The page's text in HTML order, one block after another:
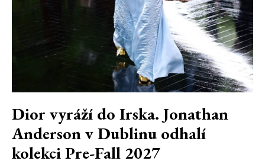
Dior vyráží do Irska. Jonathan
Anderson v Dublinu odhalí
kolekci Pre-Fall 2027